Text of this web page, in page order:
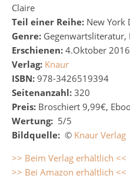
Claire
Teil einer Reihe: New York
Genre: Gegenwartsliteratur,
Erschienen: 4.Oktober 2016
Verlag: Knaur
ISBN: 978-3426519394
Seitenanzahl: 320
Preis: Broschiert 9,99€,
Wertung: 5/5
Bildquelle: © Knaur Verlag
>> Beim Verlag erhältlich <<
>> Bei Amazon erhältlich <<